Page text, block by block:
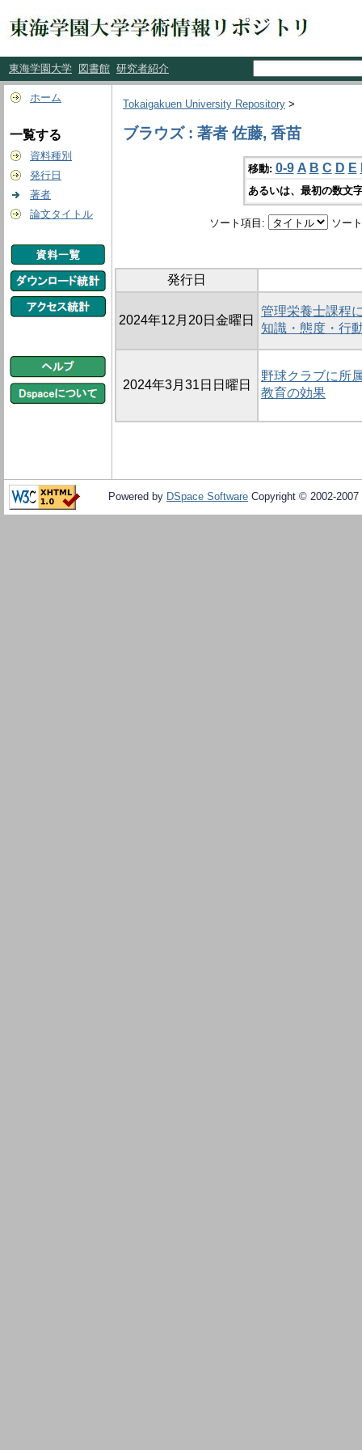
東海学園大学 図書館 研究者紹介
ホーム
一覧する
資料種別
発行日
著者
論文タイトル
Tokaigakuen University Repository >
ブラウズ : 著者 佐藤, 香苗
移動: 0-9 A B C D E
あるいは、最初の数文
ソート項目: ソー
発行日
2024年12月20日金曜日
管理栄養士課程
知識・態度・行
2024年3月31日日曜日
野球クラブに所
教育の効果
Powered by DSpace Software Copyright © 2002-2007